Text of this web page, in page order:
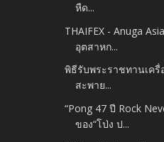
หืด...
THAIFEX - Anuga
อุตสาหก...
พิธีรับพระราชทานเค
สะพาย...
“Pong 47 ปี Rock
ของ“โป่ง ป...